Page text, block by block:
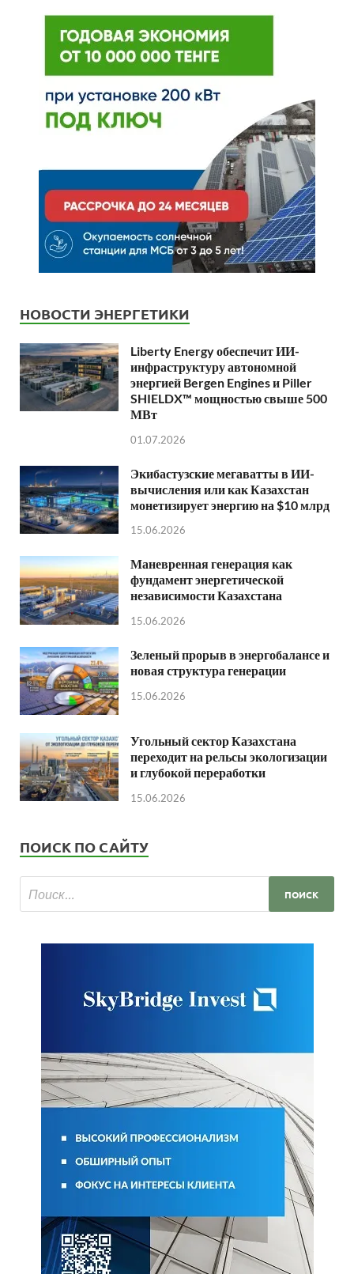
НОВОСТИ ЭНЕРГЕТИКИ
Liberty Energy обеспечит ИИ-
инфраструктуру автономной
энергией Bergen Engines и Piller
SHIELDX™ мощностью свыше 500
МВт
01.07.2026
Экибастузские мегаватты в ИИ-
вычисления или как Казахстан
монетизирует энергию на $10 млрд
15.06.2026
Маневренная генерация как
фундамент энергетической
независимости Казахстана
15.06.2026
Зеленый прорыв в энергобалансе и
новая структура генерации
15.06.2026
Угольный сектор Казахстана
переходит на рельсы экологизации
и глубокой переработки
15.06.2026
ПОИСК ПО САЙТУ